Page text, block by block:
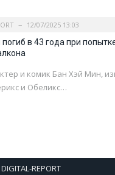
12/07/2025 13:03
в 43 года при
и комик Бан Хэй Мин,
и Обеликс…
REPORT